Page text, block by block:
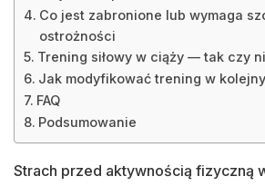
Co jest zabronione lub wymaga
ostrożności
Trening siłowy w ciąży — tak czy
Jak modyfikować trening w
FAQ
Podsumowanie
Strach przed aktywnością fizyczną